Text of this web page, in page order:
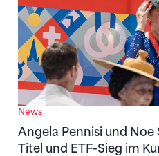
News
Angela Pennisi und
Titel und ETF-Sieg im